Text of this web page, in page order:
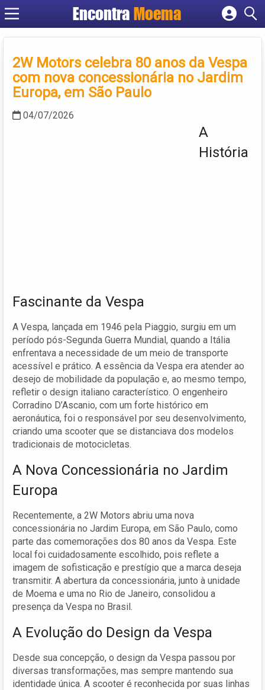
Encontra Moema
Criar conta
2W Motors celebra 80 anos da Vespa
com nova concessionária no Jardim
Europa, em São Paulo
04/07/2026
A
História
Fascinante da Vespa
A Vespa, lançada em 1946 pela Piaggio, surgiu em um
período pós-Segunda Guerra Mundial, quando a Itália
enfrentava a necessidade de um meio de transporte
acessível e prático. A essência da Vespa era atender ao
desejo de mobilidade da população e, ao mesmo tempo,
refletir o design italiano característico. O engenheiro
Corradino D’Ascanio, com um forte histórico em
aeronáutica, foi o responsável por seu desenvolvimento,
criando uma scooter que se distanciava dos modelos
tradicionais de motocicletas.
A Nova Concessionária no Jardim
Europa
Recentemente, a 2W Motors abriu uma nova
concessionária no Jardim Europa, em São Paulo, como
parte das comemorações dos 80 anos da Vespa. Este
local foi cuidadosamente escolhido, pois reflete a
imagem de sofisticação e prestígio que a marca deseja
transmitir. A abertura da concessionária, junto à unidade
de Moema e uma no Rio de Janeiro, consolidou a
presença da Vespa no Brasil.
A Evolução do Design da Vespa
Desde sua concepção, o design da Vespa passou por
diversas transformações, mas sempre mantendo sua
identidade única. A scooter é reconhecida por suas linhas